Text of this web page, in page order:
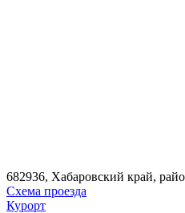
682936, Хабаровский край,
Схема проезда
Курорт